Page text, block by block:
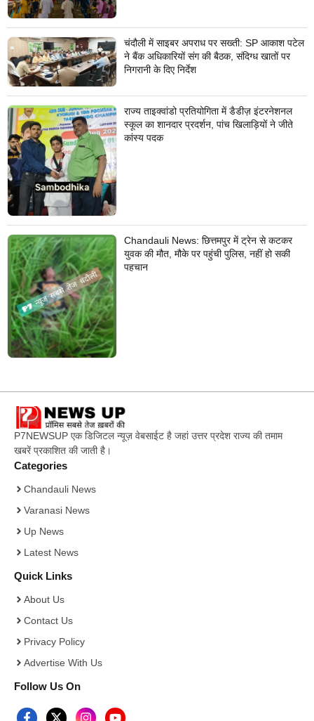
चंदौली में साइबर अपराध पर सख्ती: SP आकाश पटेल
ने बैंक अधिकारियों संग की बैठक, संदिग्ध खातों पर
निगरानी के दिए निर्देश
राज्य ताइक्वांडो प्रतियोगिता में डैडीज़ इंटरनेशनल
स्कूल का शानदार प्रदर्शन, पांच खिलाड़ियों ने जीते
कांस्य पदक
Chandauli News: छित्तमपुर में ट्रेन से कटकर
युवक की मौत, मौके पर पहुंची पुलिस, नहीं हो सकी
पहचान
P7NEWSUP एक डिजिटल न्यूज़ वेबसाईट है जहां उत्तर प्रदेश राज्य की तमाम
खबरें प्रकाशित की जाती है।
Categories
Chandauli News
Varanasi News
Up News
Latest News
Quick Links
About Us
Contact Us
Privacy Policy
Advertise With Us
Follow Us On